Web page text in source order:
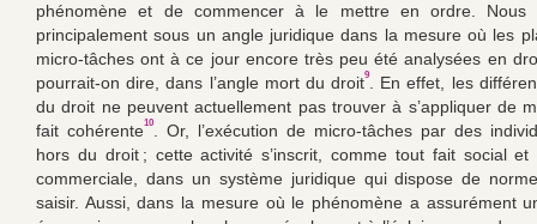
phénomène et de commencer à le mettre en ordre. Nous
principalement sous un angle juridique dans la mesure où les
micro-tâches ont à ce jour encore très peu été analysées en
pourrait-on dire, dans l’angle mort du droit9
. En effet, les
du droit ne peuvent actuellement pas trouver à s’appliquer de
fait cohérente10
. Or, l’exécution de micro-tâches par des
hors du droit ; cette activité s’inscrit, comme tout fait social et
commerciale, dans un système juridique qui dispose de
saisir. Aussi, dans la mesure où le phénomène a assurément